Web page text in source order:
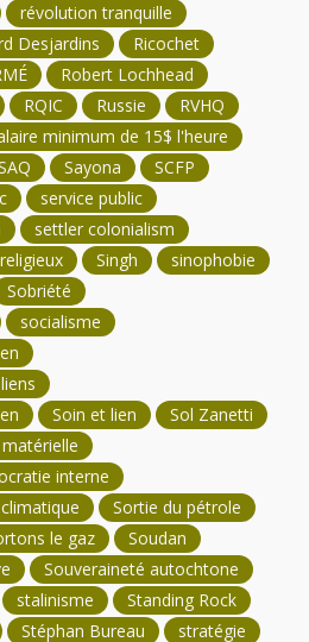
révolution tranquille
Desjardins
Ricochet
Robert Lochhead
RQIC Russie
RVHQ
minimum de 15$ l'heure
Sayona
SCFP
service public
settler colonialism
Singh
sinophobie
Sobriété
socialisme
Soin et lien
Sol Zanetti
interne
Sortie du pétrole
le gaz
Soudan
Souveraineté autochtone
stalinisme
Standing Rock
Stéphan Bureau
stratégie